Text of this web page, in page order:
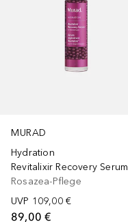
MURAD
Hydration
Revitalixir Recovery Serum
Rosazea-Pflege
UVP 109,00 €
89,00 €